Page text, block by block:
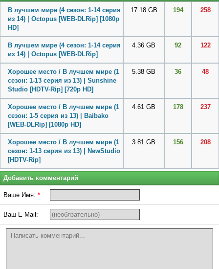
В лучшем мире (4 сезон: 1-14 серия
из 14) | Octopus [WEB-DLRip] [1080p
HD]
17.18 GB 194 258
В лучшем мире (4 сезон: 1-14 серия
из 14) | Octopus [WEB-DLRip]
4.36 GB 92 122
Хорошее место / В лучшем мире (1
сезон: 1-13 серия из 13) | Sunshine
Studio [HDTV-Rip] [720p HD]
5.38 GB 36 48
Хорошее место / В лучшем мире (1
сезон: 1-5 серия из 13) | Baibako
[WEB-DLRip] [1080p HD]
4.61 GB 178 237
Хорошее место / В лучшем мире (1
сезон: 1-13 серия из 13) | NewStudio
[HDTV-Rip]
3.81 GB 156 208
Добавить комментарий
Ваше Имя: *
Ваш E-Mail: